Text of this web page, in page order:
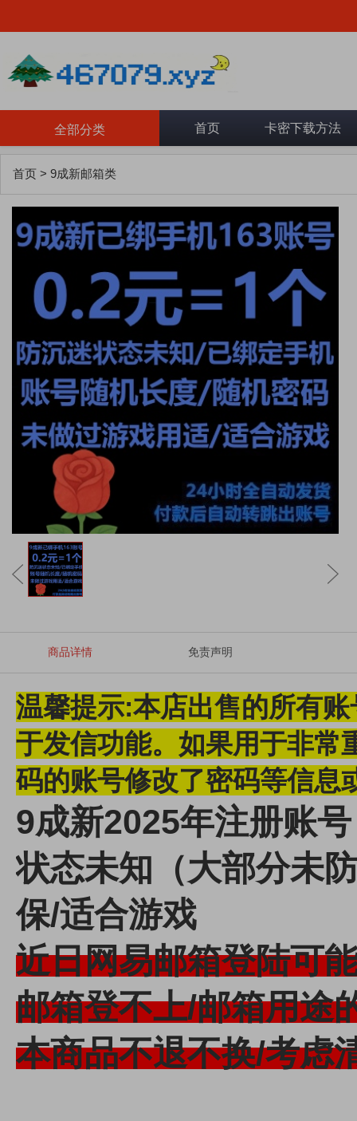
全部分类 首页 卡密下载方法
首页 > 9成新邮箱类
商品详情 免责声明
温馨提示:本店出售的所有
于发信功能。 如果用于非常
码的账号修改了密码等信息
9成新2025年注册账
状态未知（大部分未
保/适合游戏
近日网易邮箱登陆可
邮箱登不上/邮箱用途
本商品不退不换/考虑